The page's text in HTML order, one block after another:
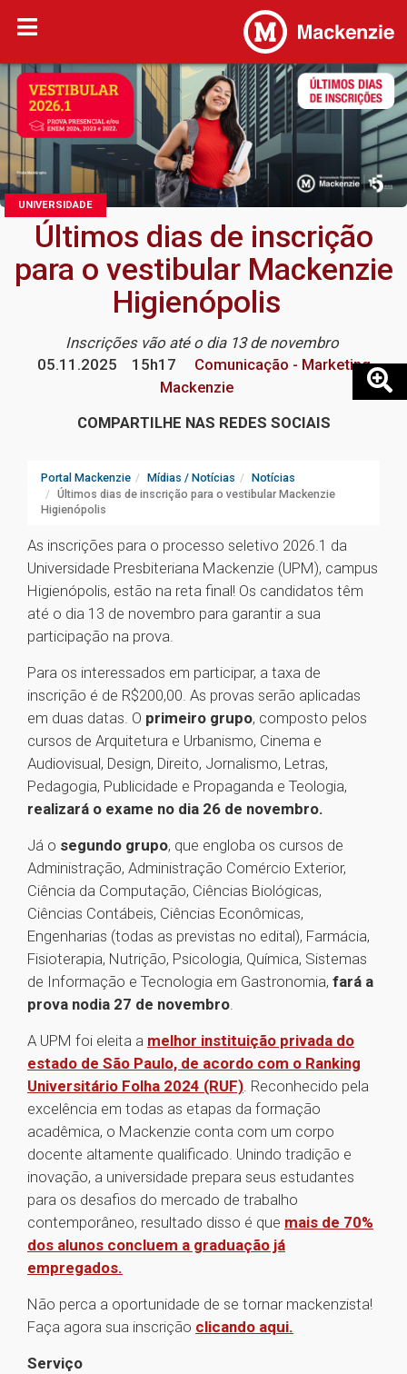
UNIVERSIDADE
Últimos dias de inscrição
para o vestibular Mackenzie
Higienópolis
Inscrições vão até o dia 13 de novembro
05.11.2025
15h17
Comunicação - Marketing
Mackenzie
COMPARTILHE NAS REDES SOCIAIS
Portal Mackenzie Mídias / Notícias
Notícias
Últimos dias de inscrição para o vestibular Mackenzie
Higienópolis
As inscrições para o processo seletivo 2026.1 da
Universidade Presbiteriana Mackenzie (UPM), campus
Higienópolis, estão na reta final! Os candidatos têm
até o dia 13 de novembro para garantir a sua
participação na prova.
Para os interessados em participar, a taxa de
inscrição é de R$200,00. As provas serão aplicadas
em duas datas. O primeiro grupo, composto pelos
cursos de Arquitetura e Urbanismo, Cinema e
Audiovisual, Design, Direito, Jornalismo, Letras,
Pedagogia, Publicidade e Propaganda e Teologia,
realizará o exame no dia 26 de novembro.
Já o segundo grupo, que engloba os cursos de
Administração, Administração Comércio Exterior,
Ciência da Computação, Ciências Biológicas,
Ciências Contábeis, Ciências Econômicas,
Engenharias (todas as previstas no edital), Farmácia,
Fisioterapia, Nutrição, Psicologia, Química, Sistemas
de Informação e Tecnologia em Gastronomia, fará a
prova nodia 27 de novembro.
A UPM foi eleita a melhor instituição privada do
estado de São Paulo, de acordo com o Ranking
Universitário Folha 2024 (RUF). Reconhecido pela
excelência em todas as etapas da formação
acadêmica, o Mackenzie conta com um corpo
docente altamente qualificado. Unindo tradição e
inovação, a universidade prepara seus estudantes
para os desafios do mercado de trabalho
contemporâneo, resultado disso é que mais de 70%
dos alunos concluem a graduação já
empregados.
Não perca a oportunidade de se tornar mackenzista!
Faça agora sua inscrição clicando aqui.
Serviço